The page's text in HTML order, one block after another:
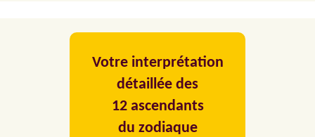
Votre interprétation
détaillée des
12 ascendants
du zodiaque